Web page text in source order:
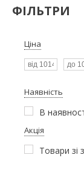
ФІЛЬТРИ
Ціна
Наявність
В
Акція
Товари зі